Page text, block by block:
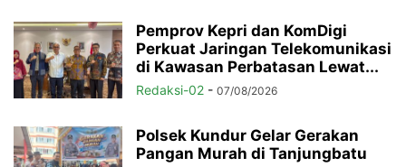
Pemprov Kepri dan KomDigi
Perkuat Jaringan Telekomunikasi
di Kawasan Perbatasan Lewat...
Redaksi-02 - 07/08/2026
Polsek Kundur Gelar Gerakan
Pangan Murah di Tanjungbatu